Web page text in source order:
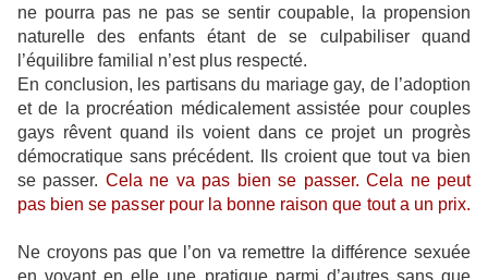
ne pourra pas ne pas se sentir coupable, la propension
naturelle des enfants étant de se culpabiliser quand
l’équilibre familial n’est plus respecté.
En conclusion, les partisans du mariage gay, de l’adoption
et de la procréation médicalement assistée pour couples
gays rêvent quand ils voient dans ce projet un progrès
démocratique sans précédent. Ils croient que tout va bien
se passer. Cela ne va pas bien se passer. Cela ne peut
pas bien se passer pour la bonne raison que tout a un prix.
Ne croyons pas que l’on va remettre la différence sexuée